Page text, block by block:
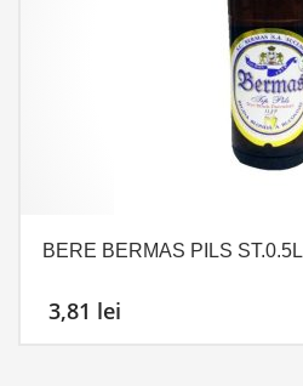
BERE BERMAS PILS ST.0.5L
3,81 lei